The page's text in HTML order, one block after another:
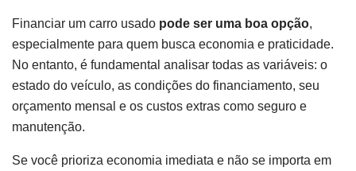
Financiar um carro usado pode ser uma boa opção,
especialmente para quem busca economia e praticidade.
No entanto, é fundamental analisar todas as variáveis: o
estado do veículo, as condições do financiamento, seu
orçamento mensal e os custos extras como seguro e
manutenção.
Se você prioriza economia imediata e não se importa em